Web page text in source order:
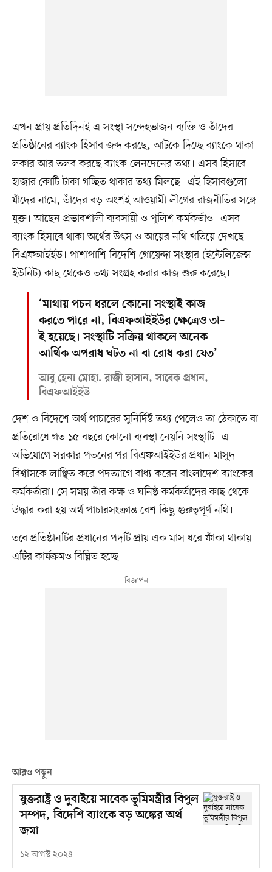
এখন প্রায় প্রতিদিনই এ সংস্থা সন্দেহভাজন ব্যক্তি ও তাঁদের
প্রতিষ্ঠানের ব্যাংক হিসাব জব্দ করছে, আটকে দিচ্ছে ব্যাংকে থাকা
লকার আর তলব করছে ব্যাংক লেনদেনের তথ্য। এসব হিসাবে
হাজার কোটি টাকা গচ্ছিত থাকার তথ্য মিলছে। এই হিসাবগুলো
যাঁদের নামে, তাঁদের বড় অংশই আওয়ামী লীগের রাজনীতির সঙ্গে
যুক্ত। আছেন প্রভাবশালী ব্যবসায়ী ও পুলিশ কর্মকর্তাও। এসব
ব্যাংক হিসাবে থাকা অর্থের উৎস ও আয়ের নথি খতিয়ে দেখছে
বিএফআইইউ। পাশাপাশি বিদেশি গোয়েন্দা সংস্থার (ইন্টেলিজেন্স
ইউনিট) কাছ থেকেও তথ্য সংগ্রহ করার কাজ শুরু করেছে।
‘মাথায় পচন ধরলে কোনো সংস্থাই কাজ
করতে পারে না, বিএফআইইউর ক্ষেত্রেও তা–
ই হয়েছে। সংস্থাটি সক্রিয় থাকলে অনেক
আর্থিক অপরাধ ঘটত না বা রোধ করা যেত’
আবু হেনা মোহা. রাজী হাসান, সাবেক প্রধান,
বিএফআইইউ
দেশ ও বিদেশে অর্থ পাচারের সুনির্দিষ্ট তথ্য পেলেও তা ঠেকাতে বা
প্রতিরোধে গত ১৫ বছরে কোনো ব্যবস্থা নেয়নি সংস্থাটি। এ
অভিযোগে সরকার পতনের পর বিএফআইইউর প্রধান মাসুদ
বিশ্বাসকে লাঞ্ছিত করে পদত্যাগে বাধ্য করেন বাংলাদেশ ব্যাংকের
কর্মকর্তারা। সে সময় তাঁর কক্ষ ও ঘনিষ্ঠ কর্মকর্তাদের কাছ থেকে
উদ্ধার করা হয় অর্থ পাচারসংক্রান্ত বেশ কিছু গুরুত্বপূর্ণ নথি।
তবে প্রতিষ্ঠানটির প্রধানের পদটি প্রায় এক মাস ধরে ফাঁকা থাকায়
এটির কার্যক্রমও বিঘ্নিত হচ্ছে।
আরও পড়ুন
যুক্তরাষ্ট্র ও দুবাইয়ে সাবেক ভূমিমন্ত্রীর বিপুল
সম্পদ, বিদেশি ব্যাংকে বড় অঙ্কের অর্থ
জমা
১২ আগস্ট ২০২৪